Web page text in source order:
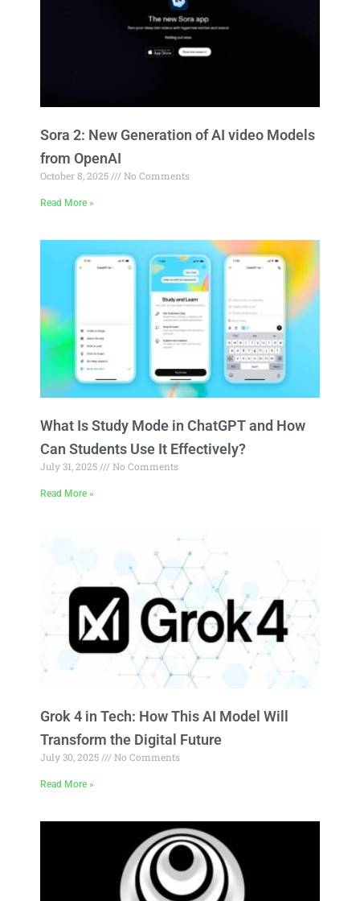
Sora 2: New Generation of AI video Models
from OpenAI
October 8, 2025 No Comments
Read More »
What Is Study Mode in ChatGPT and How
Can Students Use It Effectively?
July 31, 2025 No Comments
Read More »
Grok 4 in Tech: How This AI Model Will
Transform the Digital Future
July 30, 2025 No Comments
Read More »